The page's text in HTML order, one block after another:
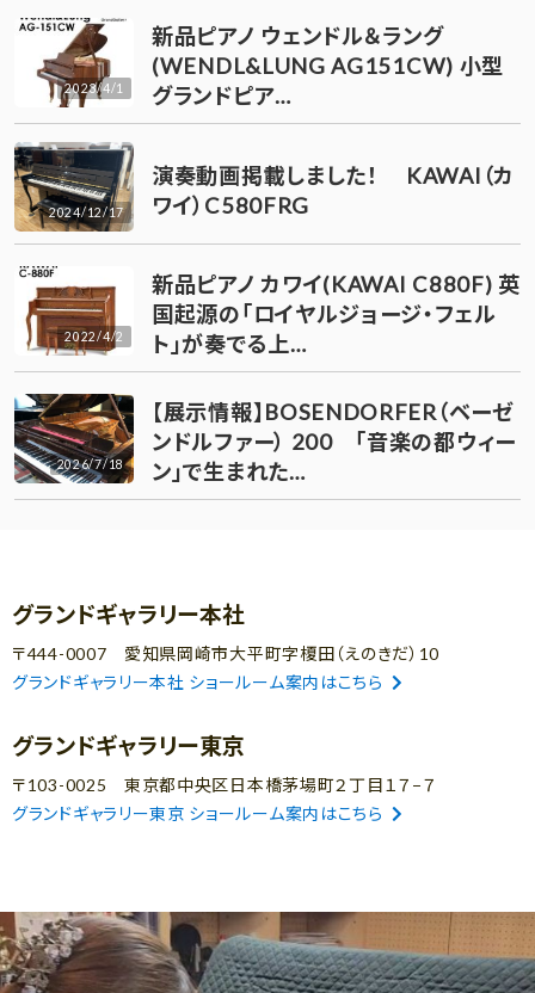
2023/4/1
新品ピアノ ウェンドル＆ラング
(WENDL&LUNG AG151CW) 小型
グランドピア…
2024/12/17
演奏動画掲載しました！ KAWAI（カ
ワイ）C580FRG
2022/4/2
新品ピアノ カワイ(KAWAI C880F) 英
国起源の「ロイヤルジョージ・フェル
ト」が奏でる上…
2026/7/18
【展示情報】BOSENDORFER（ベーゼ
ンドルファー） 200 「音楽の都ウィー
ン」で生まれた…
グランドギャラリー本社
〒444-0007 愛知県岡崎市大平町字榎田（えのきだ）10
グランドギャラリー本社 ショールーム案内はこちら
グランドギャラリー東京
〒103-0025 東京都中央区日本橋茅場町２丁目１７−７
グランドギャラリー東京 ショールーム案内はこちら